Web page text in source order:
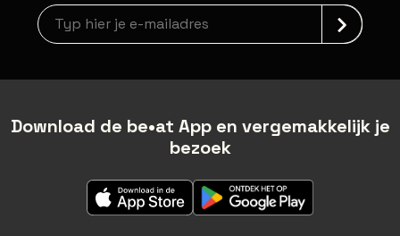
Nieuwsbrief aanmelding
Download de be•at App en vergemakkelijk je
bezoek